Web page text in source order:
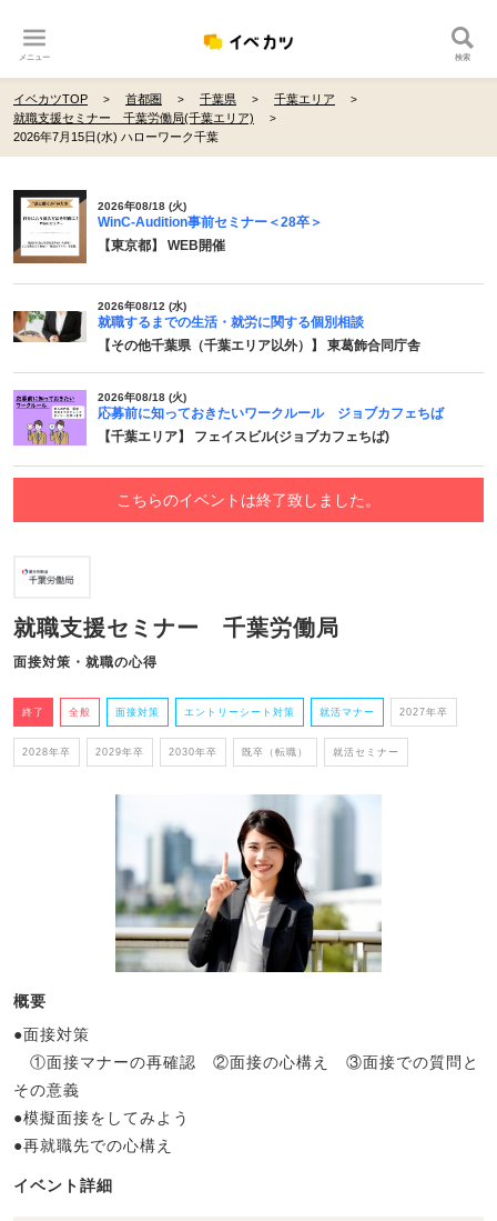
メニュー 検索
イベカツTOP 首都圏 千葉県
千葉エリア
就職支援セミナー 千葉労働局(千葉エリア)
2026年7月15日(水) ハローワーク千葉
2026年08/18 (火)
WinC-Audition事前セミナー＜28卒＞
【東京都】 WEB開催
2026年08/12 (水)
就職するまでの生活・就労に関する個別相談
【その他千葉県（千葉エリア以外）】 東葛飾合同庁舎
2026年08/18 (火)
応募前に知っておきたいワークルール ジョブカフェちば
【千葉エリア】 フェイスビル(ジョブカフェちば)
こちらのイベントは終了致しました。
就職支援セミナー 千葉労働局
面接対策・就職の心得
終了 全般 面接対策 エントリーシート対策 就活マナー 2027年卒
2028年卒 2029年卒 2030年卒 既卒（転職） 就活セミナー
概要
●面接対策
①面接マナーの再確認 ②面接の心構え ③面接での質問と
その意義
●模擬面接をしてみよう
●再就職先での心構え
イベント詳細